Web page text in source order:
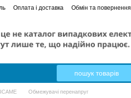
Оплата і доставка Обмін та повернення
Обмежувачі перенапруг